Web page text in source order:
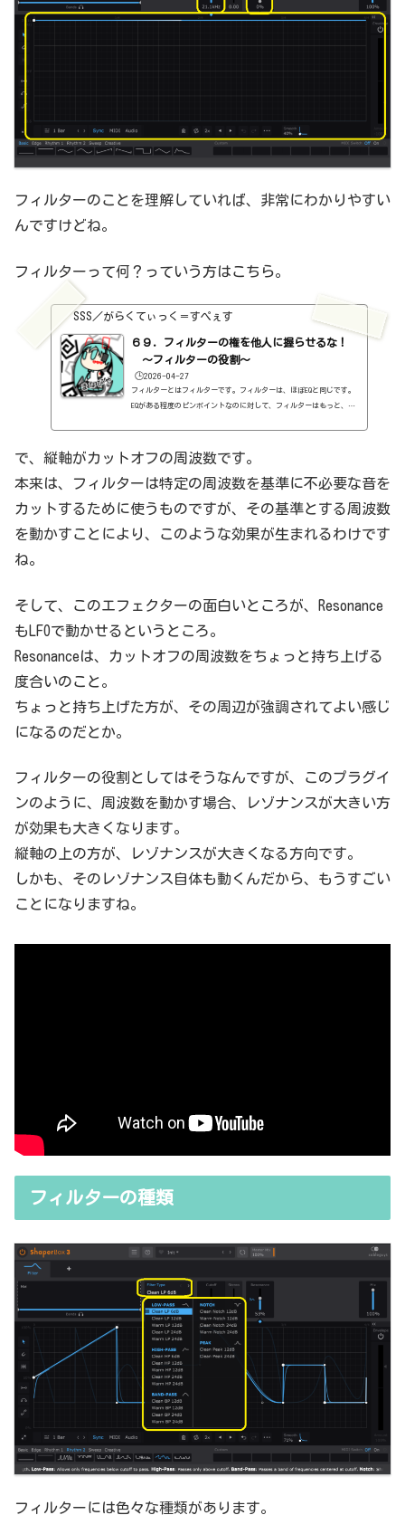
フィルターのことを理解していれば、非常にわかりやすい
んですけどね。
フィルターって何？っていう方はこちら。
SSS／がらくてぃっく＝すぺぇす
６９．フィルターの権を他人に握らせるな！
～フィルターの役割～
🕒️2026-04-27
フィルターとはフィルターです。フィルターは、ほぼEQと同じです。
EQがある程度のピンポイントなのに対して、フィルターはもっと、広
れに対して、フィルターはこういうやつ。バッサリといくんですね。
いかと。この範囲は通すけど、そこ以外は通さないよ、と。シンセや
ね。...
で、縦軸がカットオフの周波数です。
本来は、フィルターは特定の周波数を基準に不必要な音を
カットするために使うものですが、その基準とする周波数
を動かすことにより、このような効果が生まれるわけです
ね。
そして、このエフェクターの面白いところが、Resonance
もLFOで動かせるというところ。
Resonanceは、カットオフの周波数をちょっと持ち上げる
度合いのこと。
ちょっと持ち上げた方が、その周辺が強調されてよい感じ
になるのだとか。
フィルターの役割としてはそうなんですが、このプラグイ
ンのように、周波数を動かす場合、レゾナンスが大きい方
が効果も大きくなります。
縦軸の上の方が、レゾナンスが大きくなる方向です。
しかも、そのレゾナンス自体も動くんだから、もうすごい
ことになりますね。
フィルターの種類
フィルターには色々な種類があります。